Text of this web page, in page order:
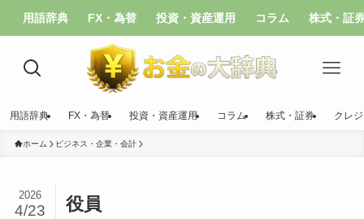
用語辞典 FX・為替 投資・資産運用 コラム 株式・証
用語辞典 FX・為替 投資・資産運用 コラム 株式・証券 クレ
ホーム ビジネス・企業・会計
役員
2026
4/23